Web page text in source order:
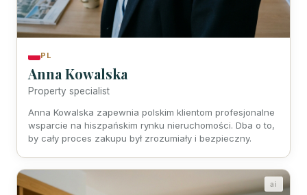
PL
Anna Kowalska
Property specialist
Anna Kowalska zapewnia polskim klientom profesjonalne
wsparcie na hiszpańskim rynku nieruchomości. Dba o to,
by cały proces zakupu był zrozumiały i bezpieczny.
ai